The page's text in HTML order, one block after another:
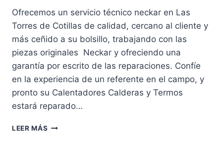
Ofrecemos un servicio técnico neckar en Las
Torres de Cotillas de calidad, cercano al cliente y
más ceñido a su bolsillo, trabajando con las
piezas originales Neckar y ofreciendo una
garantía por escrito de las reparaciones. Confíe
en la experiencia de un referente en el campo, y
pronto su Calentadores Calderas y Termos
estará reparado…
LEER MÁS SERVICIO